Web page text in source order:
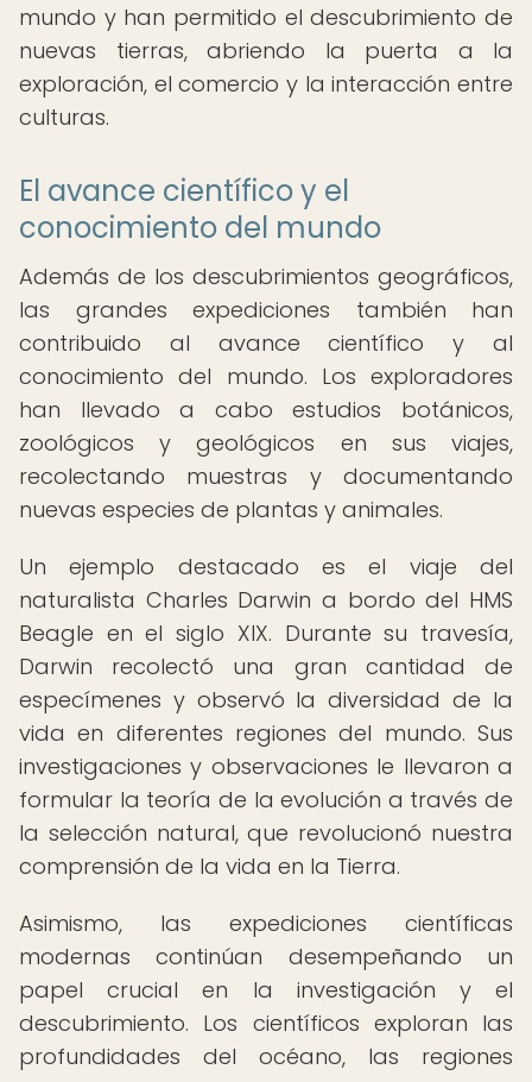
mundo y han permitido el descubrimiento de
nuevas tierras, abriendo la puerta a la
exploración, el comercio y la interacción entre
culturas.
El avance científico y el
conocimiento del mundo
Además de los descubrimientos geográficos,
las grandes expediciones también han
contribuido al avance científico y al
conocimiento del mundo. Los exploradores
han llevado a cabo estudios botánicos,
zoológicos y geológicos en sus viajes,
recolectando muestras y documentando
nuevas especies de plantas y animales.
Un ejemplo destacado es el viaje del
naturalista Charles Darwin a bordo del HMS
Beagle en el siglo XIX. Durante su travesía,
Darwin recolectó una gran cantidad de
especímenes y observó la diversidad de la
vida en diferentes regiones del mundo. Sus
investigaciones y observaciones le llevaron a
formular la teoría de la evolución a través de
la selección natural, que revolucionó nuestra
comprensión de la vida en la Tierra.
Asimismo, las expediciones científicas
modernas continúan desempeñando un
papel crucial en la investigación y el
descubrimiento. Los científicos exploran las
profundidades del océano, las regiones